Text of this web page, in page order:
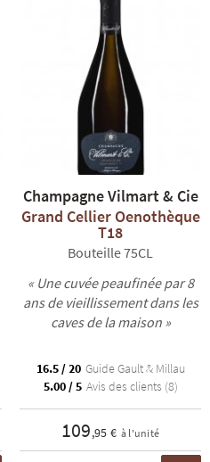
Champagne Vilmart & Cie
Grand Cellier Oenothèque
T18
Bouteille 75CL
« Une cuvée peaufinée par 8
ans de vieillissement dans les
caves de la maison »
16.5 / 20 Guide Gault & Millau
5.00 / 5 Avis des clients (8)
109,95 € à l'unité